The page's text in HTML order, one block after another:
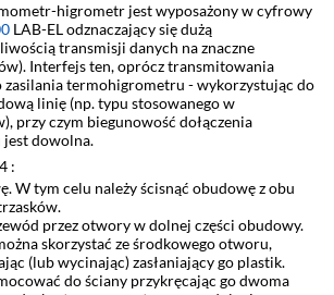
higrometr jest wyposażony w cyfrowy
LAB-EL odznaczający się dużą
transmisji danych na znaczne
Interfejs ten, oprócz transmitowania
zasilania termohigrometru - wykorzystując do
linię (np. typu stosowanego w
przy czym biegunowość dołączenia
dowolna.
:
W tym celu należy ścisnąć obudowę z obu
przez otwory w dolnej części obudowy.
skorzystać ze środkowego otworu,
(lub wycinając) zasłaniający go plastik.
do ściany przykręcając go dwoma